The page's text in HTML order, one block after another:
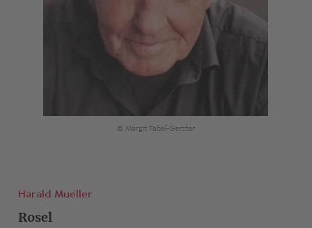
© Margit Tabel-Gerster
Harald Mueller
Rosel